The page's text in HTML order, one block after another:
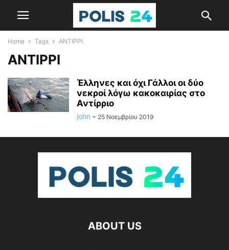
Home Tags ΑΝΤΙΡΡΙ
ΑΝΤΙΡΡΙ
Έλληνες και όχι Γάλλοι οι δύο
νεκροί λόγω κακοκαιρίας στο
Αντίρριο
john - 25 Νοεμβρίου 2019
ABOUT US